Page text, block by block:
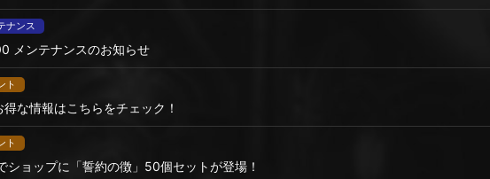
ナンス
メンテナンスのお知らせ
ト
な情報はこちらをチェック！
ト
ョップに「誓約の徴」50個セットが登場！